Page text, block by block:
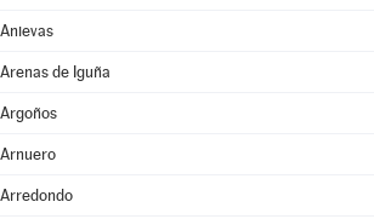
Anievas
Arenas de Iguña
Argoños
Arnuero
Arredondo